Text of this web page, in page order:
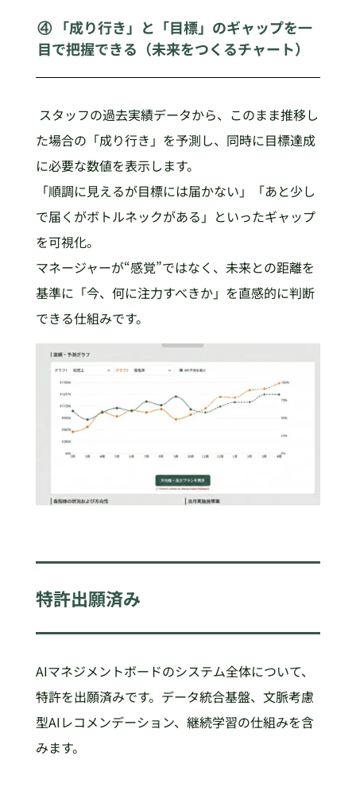
④ 「成り行き」と「目標」のギャップを一
目で把握できる（未来をつくるチャート）
スタッフの過去実績データから、このまま推移し
た場合の「成り行き」を予測し、同時に目標達成
に必要な数値を表示します。
「順調に見えるが目標には届かない」「あと少し
で届くがボトルネックがある」といったギャップ
を可視化。
マネージャーが“感覚”ではなく、未来との距離を
基準に「今、何に注力すべきか」を直感的に判断
できる仕組みです。
特許出願済み
AIマネジメントボードのシステム全体について、
特許を出願済みです。データ統合基盤、文脈考慮
型AIレコメンデーション、継続学習の仕組みを含
みます。